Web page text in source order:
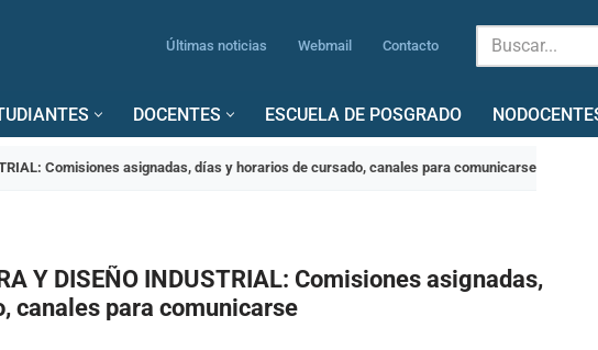
Últimas noticias Webmail Contacto
DOCENTES ESCUELA DE POSGRADO
Comisiones asignadas, días y horarios de cursado, canales para comunicarse
Y DISEÑO INDUSTRIAL: Comisiones asignadas,
canales para comunicarse